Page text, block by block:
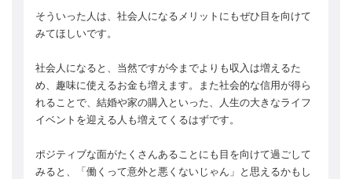
そういった人は、社会人になるメリットにもぜひ目を向けて
みてほしいです。
社会人になると、当然ですが今までよりも収入は増えるた
め、趣味に使えるお金も増えます。また社会的な信用が得ら
れることで、結婚や家の購入といった、人生の大きなライフ
イベントを迎える人も増えてくるはずです。
ポジティブな面がたくさんあることにも目を向けて過ごして
みると、「働くって意外と悪くないじゃん」と思えるかもし